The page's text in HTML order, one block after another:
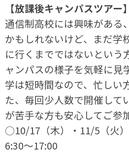
【放課後キャンパスツアー】
通信制高校には興味がある
かもしれないけど、まだ学
に行くまでではないという
ャンパスの様子を気軽に見
学は短時間なので、忙しい
た、毎回少人数で開催して
が苦手な方も安心してご参
○10/17（木）・11/5（火
6:30～17:00